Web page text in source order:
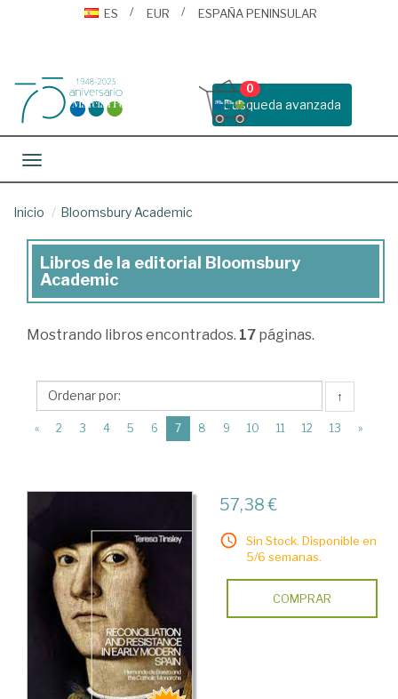
ES
EUR ESPAÑA PENINSULAR
Busqueda avanzada
0
Toggle navigation
Inicio Bloomsbury Academic
Libros
de
la
Bloomsbury
Academic
Libros de la editorial Bloomsbury
Academic
Mostrando libros encontrados. 17 páginas.
↑
« 2 3 4 5 6 7(current)
8 9 10 11 12 13 »
57,38 €
Sin Stock. Disponible en
5/6 semanas.
COMPRAR